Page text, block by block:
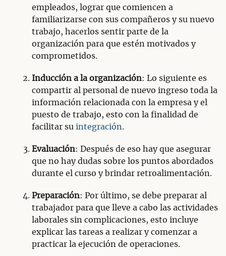
empleados, lograr que comiencen a
familiarizarse con sus compañeros y su nuevo
trabajo, hacerlos sentir parte de la
organización para que estén motivados y
comprometidos.
Inducción a la organización: Lo siguiente es
compartir al personal de nuevo ingreso toda la
información relacionada con la empresa y el
puesto de trabajo, esto con la finalidad de
facilitar su integración.
Evaluación: Después de eso hay que asegurar
que no hay dudas sobre los puntos abordados
durante el curso y brindar retroalimentación.
Preparación: Por último, se debe preparar al
trabajador para que lleve a cabo las actividades
laborales sin complicaciones, esto incluye
explicar las tareas a realizar y comenzar a
practicar la ejecución de operaciones.